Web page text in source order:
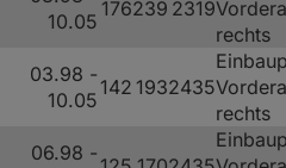
10.05
176239 2319
rechts
03.98 -
10.05
142 1932435
rechts
06.98 -